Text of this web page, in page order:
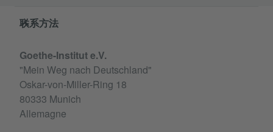
Service- und Informationsbereich
联系方法
Goethe-Institut e.V.
"Mein Weg nach Deutschland"
Oskar-von-Miller-Ring 18
80333 Munich
Allemagne